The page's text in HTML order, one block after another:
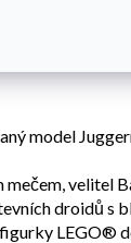
si v ní
model
velitel
droidů s
LEGO®